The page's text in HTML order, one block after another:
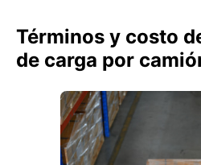
Términos y costo
de carga por